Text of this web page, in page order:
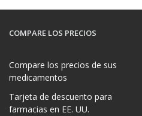
COMPARE LOS PRECIOS
Compare los precios de sus
medicamentos
Tarjeta de descuento para
farmacias en EE. UU.